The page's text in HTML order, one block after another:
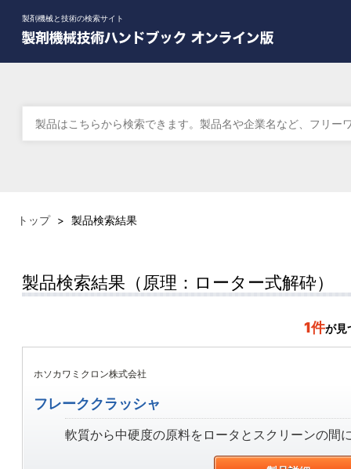
製剤機械と技術の検索サイト
トップ > 製品検索結果
製品検索結果（原理：ローター式解砕）
1件が見
ホソカワミクロン株式会社
フレーククラッシャ
軟質から中硬度の原料をロータとスクリーンの間